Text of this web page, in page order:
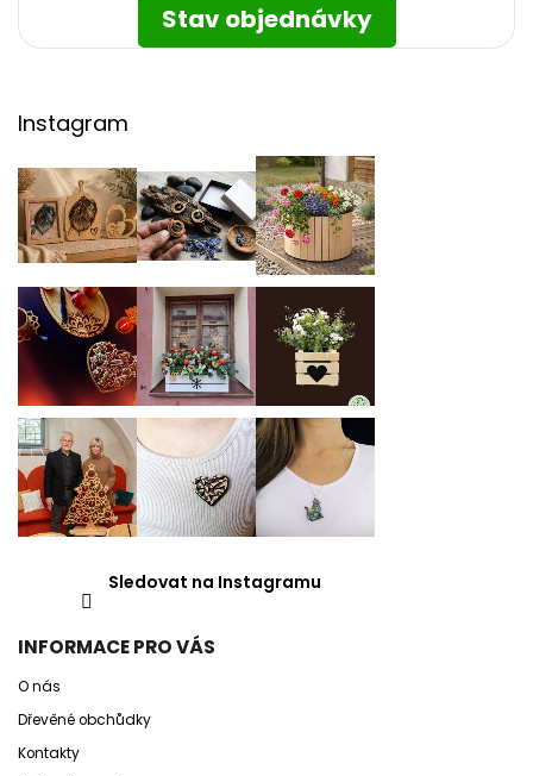
Stav objednávky
Instagram
Sledovat na Instagramu
INFORMACE PRO VÁS
O nás
Dřevěné obchůdky
Kontakty